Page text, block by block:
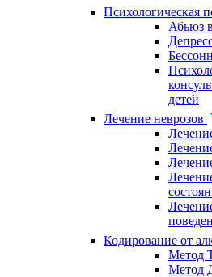
Психологическая
Абьюз
детей
Лечение неврозов
Кодирование от
Метод
Метод